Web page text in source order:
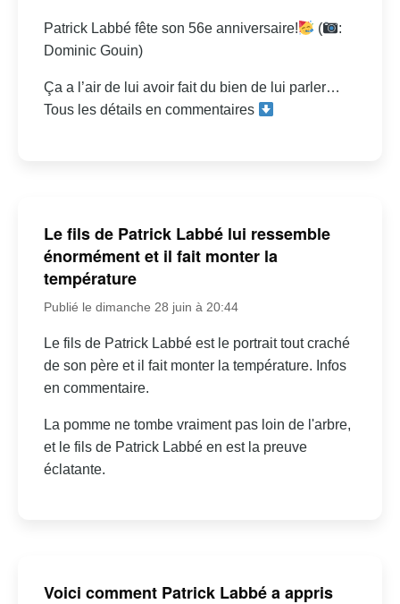
Patrick Labbé fête son 56e anniversaire! (
:
Dominic Gouin)
Ça a l’air de lui avoir fait du bien de lui parler…
Tous les détails en commentaires
Le fils de Patrick Labbé lui ressemble
énormément et il fait monter la
température
Publié le dimanche 28 juin à 20:44
Le fils de Patrick Labbé est le portrait tout craché
de son père et il fait monter la température. Infos
en commentaire.
La pomme ne tombe vraiment pas loin de l'arbre,
et le fils de Patrick Labbé en est la preuve
éclatante.
Voici comment Patrick Labbé a appris